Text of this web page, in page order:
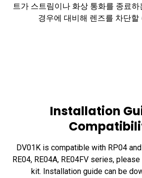
트가 스트림이나 화상 통화를 종료
경우에 대비해 렌즈를 차단할
Installation
DV01K is compatible with RP04
RE04, RE04A, RE04FV series,
kit. Installation guide can be